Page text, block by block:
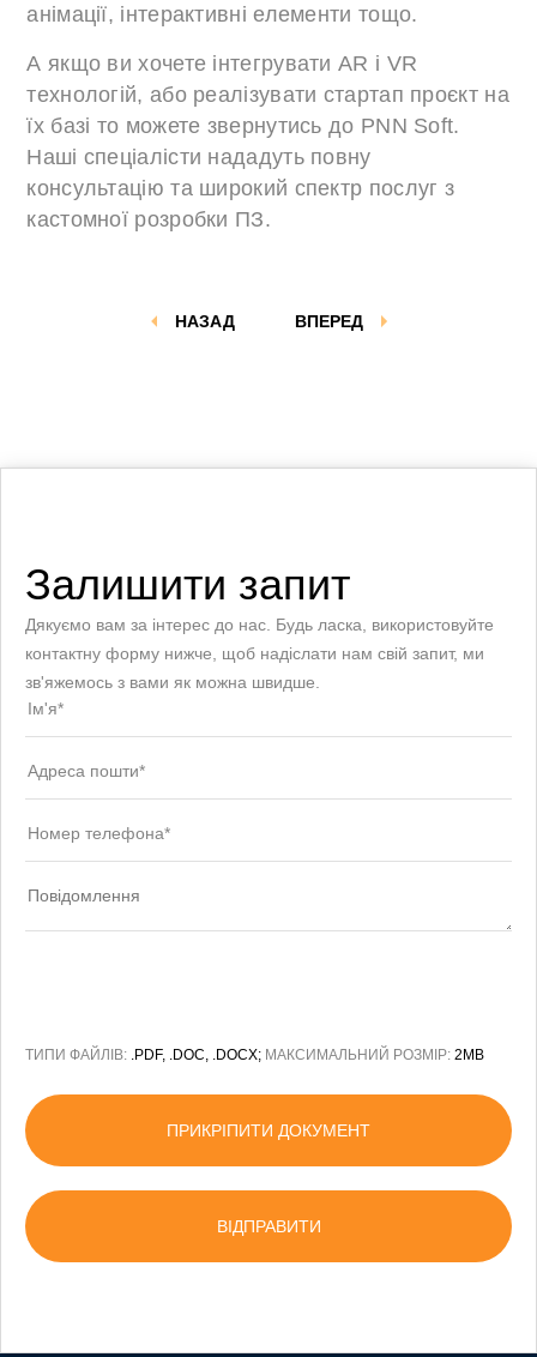
анімації, інтерактивні елементи тощо.
А якщо ви хочете інтегрувати AR і VR
технологій, або реалізувати стартап проєкт на
їх базі то можете звернутись до PNN Soft.
Наші спеціалісти нададуть повну
консультацію та широкий спектр послуг з
кастомної розробки ПЗ.
ВПЕРЕД
НАЗАД
Залишити запит
Дякуємо вам за інтерес до нас. Будь ласка, використовуйте
контактну форму нижче, щоб надіслати нам свій запит, ми
зв'яжемось з вами як можна швидше.
ТИПИ ФАЙЛІВ: .PDF, .DOC, .DOCX; МАКСИМАЛЬНИЙ РОЗМІР: 2MB
ПРИКРІПИТИ ДОКУМЕНТ